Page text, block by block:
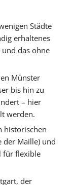
Städte
erhaltenes
das ohne
Münster
bis hin zu
– hier
werden.
historischen
der Maille) und
für flexible
der